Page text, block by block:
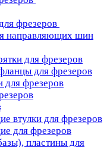
фрезеров
направляющих шин
для фрезеров
для фрезеров
для фрезеров
втулки для фрезеров
для фрезеров
пластины для